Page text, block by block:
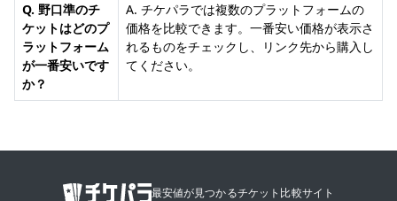
Q. 野口準のチ
ケットはどのプ
ラットフォーム
が一番安いです
か？
A. チケパラでは複数のプラットフォームの
価格を比較できます。一番安い価格が表示さ
れるものをチェックし、リンク先から購入し
てください。
最安値が見つかるチケット比較サイト